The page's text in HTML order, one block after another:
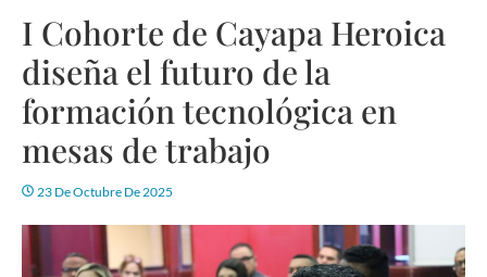
I Cohorte de Cayapa Heroica
diseña el futuro de la
formación tecnológica en
mesas de trabajo
23 De Octubre De 2025